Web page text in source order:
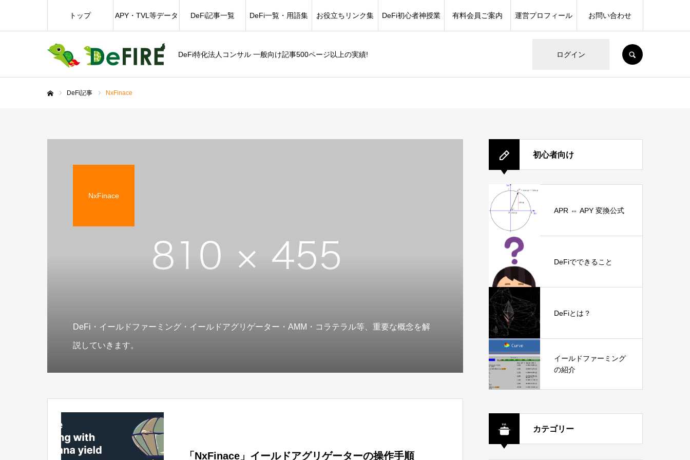
DeFi特化法人コンサル 一般向け記事500ページ以上の実績! ログイン
トップ APY・TVL等データ DeFi記事一覧 DeFi一覧・用語集 お役立ちリンク集 DeFi初心者神授業 有料会員ご案内 運営プロフィール お問い合わせ
DeFi記事 NxFinace
NxFinace
DeFi・イールドファーミング・イールドアグリゲーター・AMM・コラテラル等、重要な概念を解
説していきます。
「NxFinace」イールドアグリゲーターの操作手順
初心者向け
APR ⇔ APY 変換公式
DeFiでできること
DeFiとは？
イールドファーミング
の紹介
カテゴリー